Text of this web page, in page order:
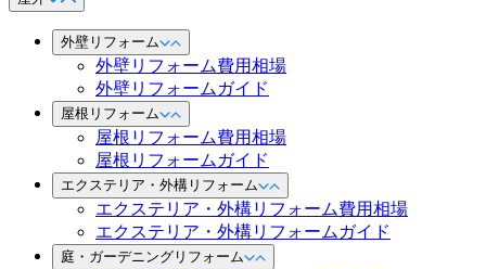
外壁リフォーム
外壁リフォーム費用相場
外壁リフォームガイド
屋根リフォーム
屋根リフォーム費用相場
屋根リフォームガイド
エクステリア・外構リフォーム
エクステリア・外構リフォーム費用相場
エクステリア・外構リフォームガイド
庭・ガーデニングリフォーム